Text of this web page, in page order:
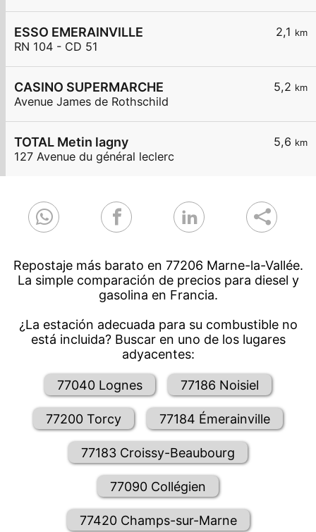
2,1 km
ESSO EMERAINVILLE
RN 104 - CD 51
5,2 km
CASINO SUPERMARCHE
Avenue James de Rothschild
5,6 km
TOTAL Metin lagny
127 Avenue du général leclerc
Repostaje más barato en 77206 Marne-la-Vallée.
La simple comparación de precios para diesel y
gasolina en Francia.
¿La estación adecuada para su combustible no
está incluida? Buscar en uno de los lugares
adyacentes:
77040 Lognes 77186 Noisiel
77200 Torcy 77184 Émerainville
77183 Croissy-Beaubourg
77090 Collégien
77420 Champs-sur-Marne